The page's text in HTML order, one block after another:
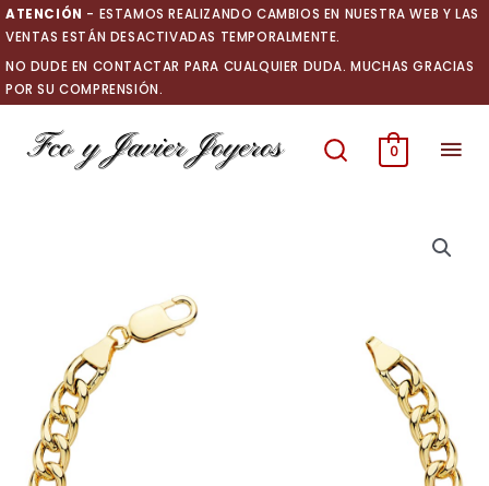
Ir
al
contenido
ATENCIÓN - ESTAMOS REALIZANDO CAMBIOS EN NUESTRA WEB Y LAS
VENTAS ESTÁN DESACTIVADAS TEMPORALMENTE.
NO DUDE EN CONTACTAR PARA CUALQUIER DUDA. MUCHAS GRACIAS
POR SU COMPRENSIÓN.
0